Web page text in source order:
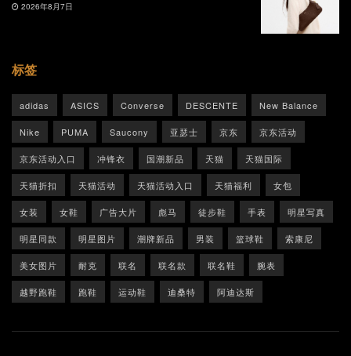
2026年8月7日
标签
adidas ASICS Converse DESCENTE New Balance
Nike PUMA Saucony 亚瑟士 京东 京东活动
京东活动入口 冲锋衣 国潮新品 天猫 天猫国际
天猫折扣 天猫活动 天猫活动入口 天猫福利 女包
女装 女鞋 广告大片 彪马 徒步鞋 手表 明星写真
明星同款 明星图片 潮牌新品 男装 篮球鞋 索康尼
美女图片 耐克 联名 联名款 联名鞋 腕表
越野跑鞋 跑鞋 运动鞋 迪桑特 阿迪达斯